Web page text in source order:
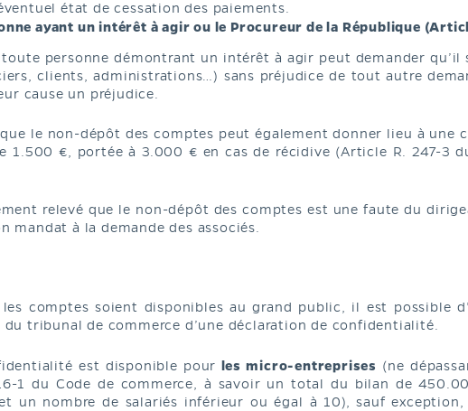
état de cessation des paiements.
ayant un intérêt à agir ou le Procureur de la République
toute personne démontrant un intérêt à agir peut demander
clients, administrations…) sans préjudice de tout autre
cause un préjudice.
le non-dépôt des comptes peut également donner lieu à une
1.500 €, portée à 3.000 € en cas de récidive (Article R. 247-3
relevé que le non-dépôt des comptes est une faute du
mandat à la demande des associés.
comptes soient disponibles au grand public, il est possible
du tribunal de commerce d’une déclaration de confidentialité.
est disponible pour les micro-entreprises (ne
1 du Code de commerce, à savoir un total du bilan de
un nombre de salariés inférieur ou égal à 10), sauf